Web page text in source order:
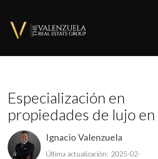
Especialización en
propiedades de lujo
Ignacio Valenzuela
Última actualización: 2025-02-